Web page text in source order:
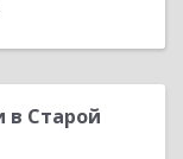
Старой